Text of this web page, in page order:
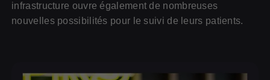
infrastructure ouvre également de nombreuses
nouvelles possibilités pour le suivi de leurs patients.